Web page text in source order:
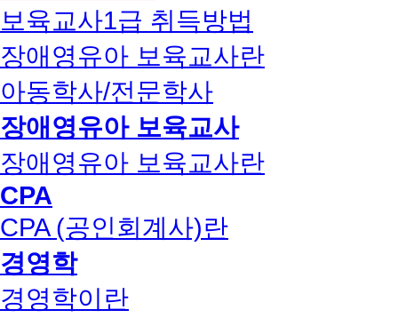
보육교사1급 취득방법
장애영유아 보육교사란
아동학사/전문학사
장애영유아 보육교사
장애영유아 보육교사란
CPA
CPA (공인회계사)란
경영학
경영학이란